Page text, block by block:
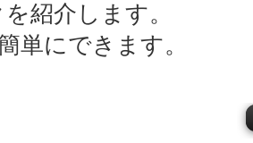
紹介します。
単にできます。